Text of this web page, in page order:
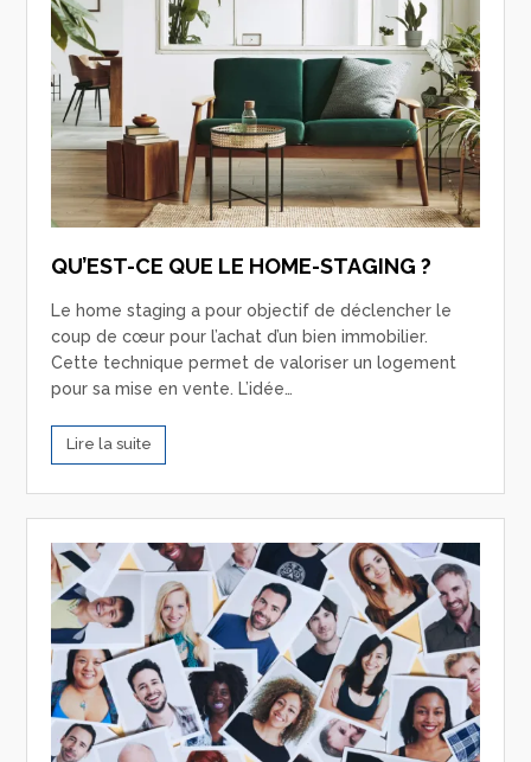
QU’EST-CE QUE LE HOME-STAGING ?
Le home staging a pour objectif de déclencher le
coup de cœur pour l’achat d’un bien immobilier.
Cette technique permet de valoriser un logement
pour sa mise en vente. L’idée…
Lire la suite